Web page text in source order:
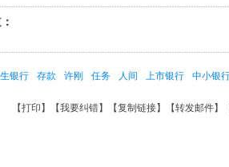
银行 存款 许刚 任务 人间 上市银行 中小银
【打印 】【我要纠错】【复制链接】【转发邮件】